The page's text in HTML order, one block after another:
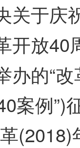
于庆
开放40
办的“
案例